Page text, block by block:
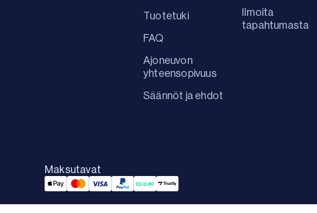
Tuotetuki
FAQ
Ajoneuvon
yhteensopivuus
Säännöt ja ehdot
Ilmoita
tapahtumasta
Maksutavat
Applepay Payment
Mastercard Payment
Visa Payment
Paypal Payment
Qliro Payment
Trustly Payment